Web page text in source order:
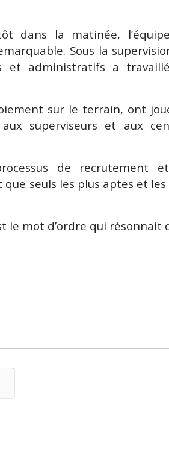
dans la matinée,
Sous la
et administratifs a
sur le terrain, ont
superviseurs et aux
de recrutement
seuls les plus aptes et les
le mot d’ordre qui résonnait